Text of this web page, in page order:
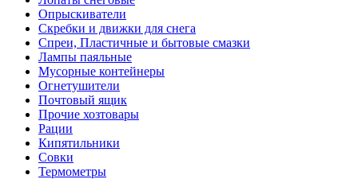
Опрыскиватели
Скребки и движки для снега
Спреи, Пластичные и бытовые смазки
Лампы паяльные
Мусорные контейнеры
Огнетушители
Почтовый ящик
Прочие хозтовары
Рации
Кипятильники
Совки
Термометры